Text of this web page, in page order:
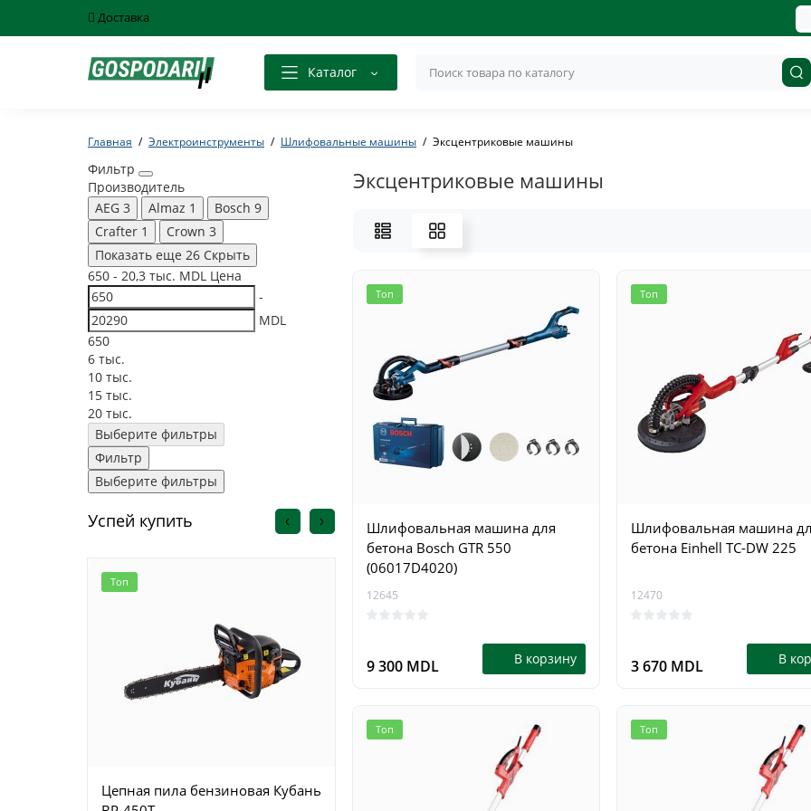
Доставка
Каталог
Главная Электроинструменты Шлифовальные машины Эксцентриковые машины
Фильтр
Производитель
AEG 3 Almaz 1 Bosch 9
Crafter 1 Crown 3
Показать еще 26 Скрыть
650 - 20,3 тыс. MDL Цена
-
MDL
650
6 тыс.
10 тыс.
15 тыс.
20 тыс.
Выберите фильтры
Фильтр
Выберите фильтры
Успей купить
Топ
Цепная пила бензиновая Кубань
Цепная пила бензиновая
Аккумуляторная цепная
Эксцентриковые машины
Топ
Шлифовальная машина для
бетона Bosch GTR 550
(06017D4020)
12645
9 300 MDL В корзину
Топ
Шлифовальная машина
бетона Einhell TC-DW 225
12470
3 670 MDL В
Топ Топ